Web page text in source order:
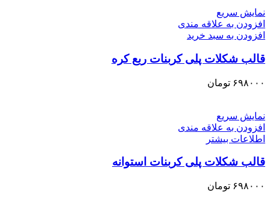
نمایش سریع
افزودن به علاقه مندی
افزودن به سبد خرید
قالب شکلات پلی کربنات ربع کره
۶۹۸۰۰۰ تومان
نمایش سریع
افزودن به علاقه مندی
اطلاعات بیشتر
قالب شکلات پلی کربنات استوانه
۶۹۸۰۰۰ تومان